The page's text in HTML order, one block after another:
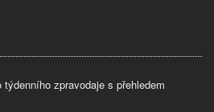
zpravodaje s přehledem